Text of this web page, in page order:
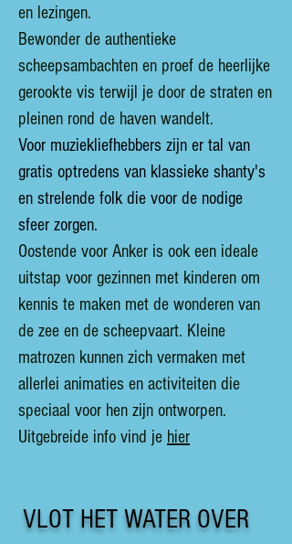
en lezingen.
Bewonder de authentieke
scheepsambachten en proef de heerlijke
gerookte vis terwijl je door de straten en
pleinen rond de haven wandelt.
Voor muziekliefhebbers zijn er tal van
gratis optredens van klassieke shanty's
en strelende folk die voor de nodige
sfeer zorgen.
Oostende voor Anker is ook een ideale
uitstap voor gezinnen met kinderen om
kennis te maken met de wonderen van
de zee en de scheepvaart. Kleine
matrozen kunnen zich vermaken met
allerlei animaties en activiteiten die
speciaal voor hen zijn ontworpen.
Uitgebreide info vind je hier
VLOT HET WATER OVER